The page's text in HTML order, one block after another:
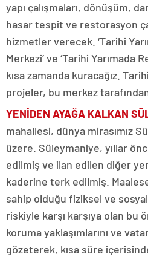
yapı çalışmaları, dönüşüm,
hasar tespit ve restorasyon
hizmetler verecek. ‘Tarihi
Merkezi’ ve ‘Tarihi Yarımada
kısa zamanda kuracağız.
projeler, bu merkez
YENİDEN AYAĞA KALKAN
mahallesi, dünya mirasımız
üzere. Süleymaniye, yıllar
edilmiş ve ilan edilen diğer
kaderine terk edilmiş.
sahip olduğu fiziksel ve
riskiyle karşı karşıya olan bu
koruma yaklaşımlarını ve
gözeterek, kısa süre